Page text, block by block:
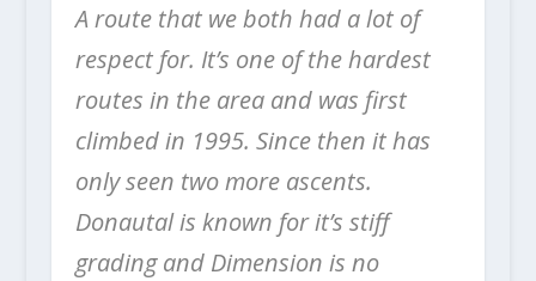
A route that we both had a lot of
respect for. It’s one of the hardest
routes in the area and was first
climbed in 1995. Since then it has
only seen two more ascents.
Donautal is known for it’s stiff
grading and Dimension is no